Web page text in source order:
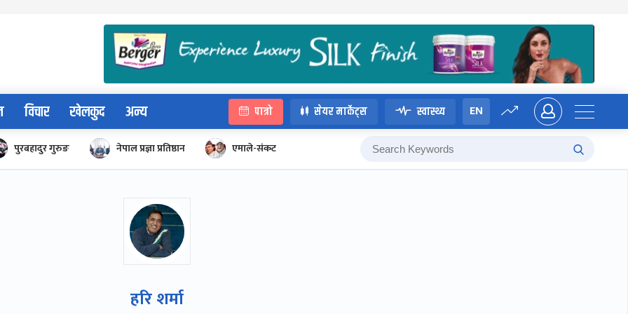
विचार खेलकुद अन्य पात्रो सेयर मार्केट्स स्वास्थ्य EN
पुरबहादुर गुरुङ नेपाल प्रज्ञा प्रतिष्ठान एमाले-संकट
हरि शर्मा